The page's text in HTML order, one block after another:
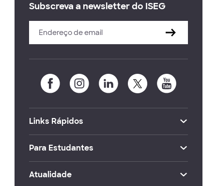
Subscreva a newsletter do ISEG
Links Rápidos
Para Estudantes
Atualidade